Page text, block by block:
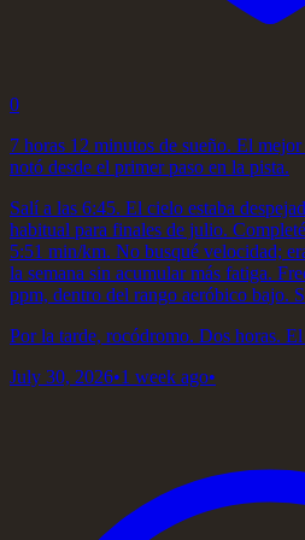
0
7 horas 12 minutos de sueño. El
notó desde el primer paso en la pista.
Salí a las 6:45. El cielo estaba
habitual para finales de julio.
5:51 min/km. No busqué velocidad;
la semana sin acumular más fatiga.
ppm, dentro del rango aeróbico bajo.
Por la tarde, rocódromo. Dos horas.
July 30, 2026•1 week ago•